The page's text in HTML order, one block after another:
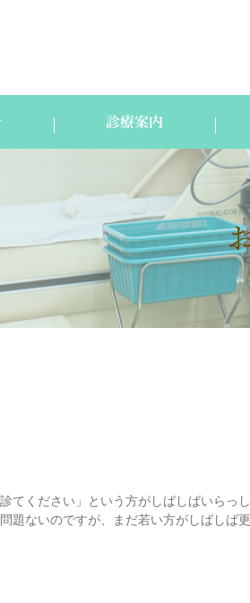
診療案内
てください」という方がしばしばいらっ
題ないのですが、まだ若い方がしばしば